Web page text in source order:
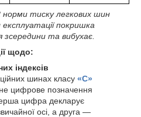
норми тиску легкових шин
експлуатації покришка
зсередини та вибухає.
щодо:
індексів
шинах класу «C»
цифрове позначення
цифра декларує
осі, а друга —